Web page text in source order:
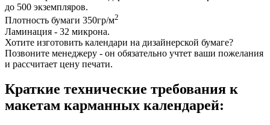
до 500 экземпляров.
Плотность бумаги 350гр/м2
Ламинация - 32 микрона.
Хотите изготовить календари на дизайнерской бумаге?
Позвоните менеджеру - он обязательно учтет ваши пожелания
и рассчитает цену печати.
Краткие технические требования к
макетам карманных календарей: